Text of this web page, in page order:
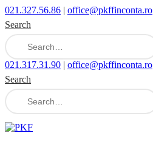
021.327.56.86 | office@pkffinconta.ro
Search
021.317.31.90 | office@pkffinconta.ro
Search